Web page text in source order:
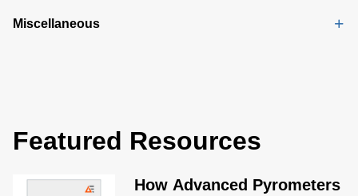
Miscellaneous
Featured Resources
How Advanced Pyrometers